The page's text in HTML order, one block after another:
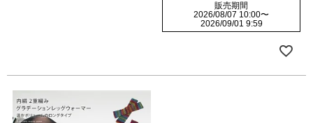
販売期間
2026/08/07 10:00〜
2026/09/01 9:59